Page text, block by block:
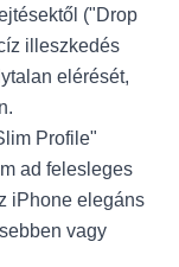
("Drop
illeszkedés
elérését,
Profile"
ad felesleges
iPhone elegáns
vagy